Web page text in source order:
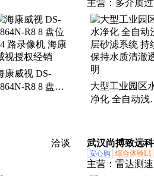
康威视 DS-
R8 8 盘位
主营： 多介质
流量水滤芯、
器、自洁式空
自清洗过滤器
过滤机组、箱
大型工业园区
净化 全自动浅
洽谈 武汉尚搏致远
安心购 综合体验L1
主营： 雷达测